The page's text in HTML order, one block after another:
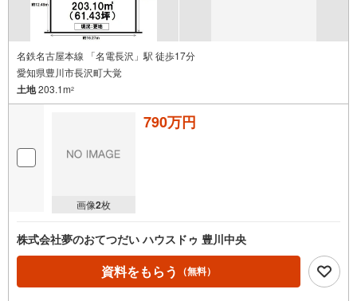
名鉄名古屋本線 「名電長沢」駅 徒歩17分
愛知県豊川市長沢町大覚
土地203.1m2
画像2枚
790万円
株式会社夢のおてつだい ハウスドゥ 豊川中央
資料をもらう （無料）